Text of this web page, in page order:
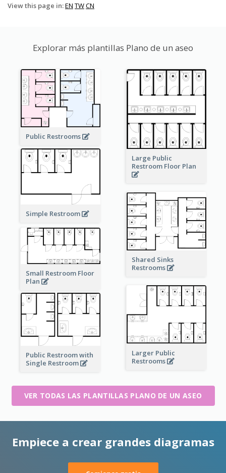
View this page in:EN TWCN
Explorar más plantillas Plano de un aseo
Public Restrooms
Large Public
Restroom Floor Plan
Simple Restroom
Shared Sinks
Restrooms
Small Restroom Floor
Plan
Larger Public
Restrooms
Public Restroom with
Single Restroom
VER TODAS LAS PLANTILLAS PLANO DE UN ASEO
Empiece a crear grandes diagramas